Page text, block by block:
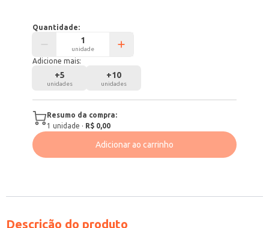
Quantidade:
unidade
Adicione mais:
+5
unidades
+10
unidades
Resumo da compra:
1 unidade · R$ 0,00
Adicionar ao carrinho
Descrição do produto